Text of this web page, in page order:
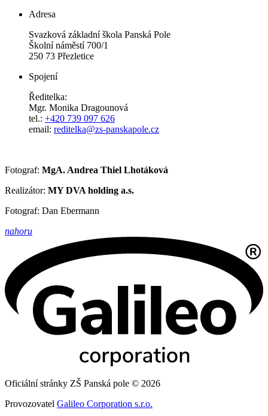
Adresa
Svazková základní škola Panská Pole
Školní náměstí 700/1
250 73 Přezletice
Spojení
Ředitelka:
Mgr. Monika Dragounová
tel.: +420 739 097 626
email: reditelka@zs-panskapole.cz
Fotograf: MgA. Andrea Thiel Lhotáková
Realizátor: MY DVA holding a.s.
Fotograf: Dan Ebermann
nahoru
Oficiální stránky ZŠ Panská pole © 2026
Provozovatel Galileo Corporation s.r.o.